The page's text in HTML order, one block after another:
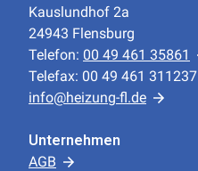
Kauslundhof 2a
24943 Flensburg
Telefon: 00 49 461 35861
Telefax: 00 49 461 311237
info@heizung-fl.de
Unternehmen
AGB